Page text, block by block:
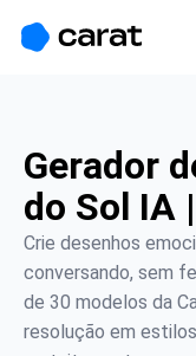
Gerador
do Sol IA
Crie desenhos
conversando, sem
de 30 modelos da
resolução em